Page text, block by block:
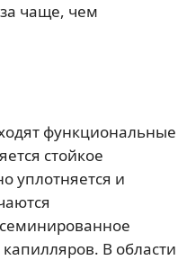
чаще, чем
функциональные
стойкое
уплотняется и
В области